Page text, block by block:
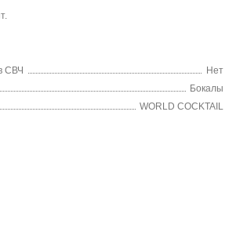
СВЧ
Нет
Бокалы
WORLD COCKTAIL